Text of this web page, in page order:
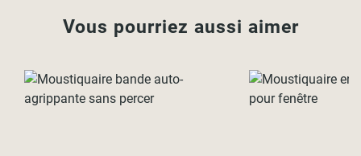
Vous pourriez aussi aimer